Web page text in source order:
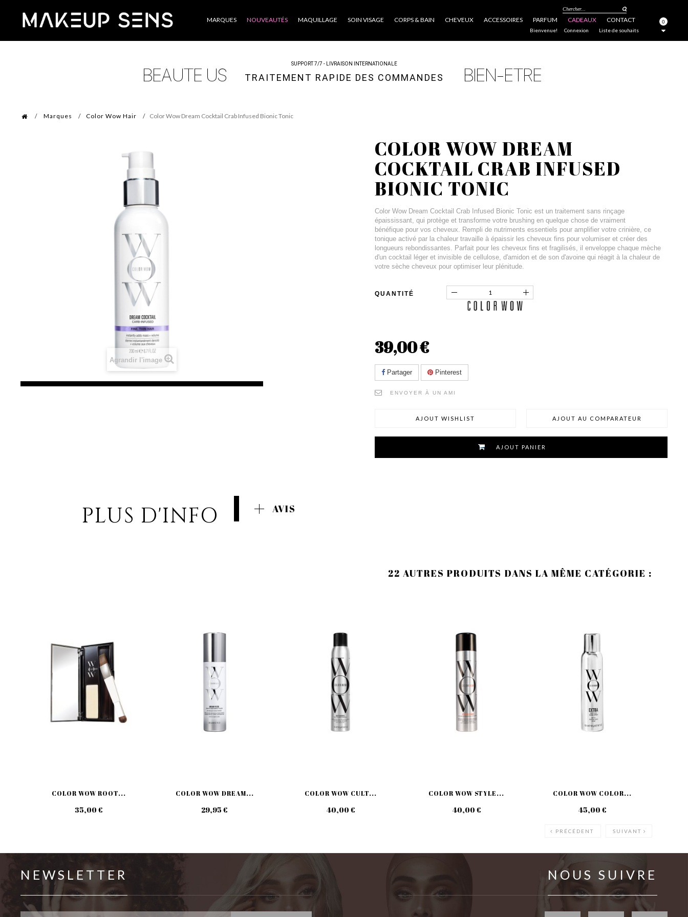
Catégories MARQUES NOUVEAUTÉS MAQUILLAGE SOIN VISAGE CORPS & BAIN CHEVEUX ACCESSOIRES PARFUM CADEAUX CONTACT
Chercher...
0
Liste de souhaits
Bienvenue! Connexion
SUPPORT 7/7 - LIVRAISON INTERNATIONALE
TRAITEMENT RAPIDE DES COMMANDES
Marques Color Wow Hair Color Wow Dream Cocktail Crab Infused Bionic Tonic
Agrandir l'image
COLOR WOW DREAM
COCKTAIL CRAB INFUSED
BIONIC TONIC
Color Wow Dream Cocktail Crab Infused Bionic Tonic est un traitement sans rinçage
épaississant, qui protège et transforme votre brushing en quelque chose de vraiment
bénéfique pour vos cheveux. Rempli de nutriments essentiels pour amplifier votre crinière, ce
tonique activé par la chaleur travaille à épaissir les cheveux fins pour volumiser et créer des
longueurs rebondissantes. Parfait pour les cheveux fins et fragilisés, il enveloppe chaque mèche
d'un cocktail léger et invisible de cellulose, d'amidon et de son d'avoine qui réagit à la chaleur de
votre sèche cheveux pour optimiser leur plénitude.
QUANTITÉ
39,00 €
Partager Pinterest
ENVOYER À UN AMI
AJOUT WISHLIST AJOUT AU COMPARATEUR
AJOUT PANIER
PLUS D'INFO AVIS
22 AUTRES PRODUITS DANS LA MÊME CATÉGORIE :
COLOR WOW ROOT...
35,00 €
COLOR WOW DREAM...
29,95 €
COLOR WOW CULT...
40,00 €
COLOR WOW STYLE...
40,00 €
COLOR WOW COLOR...
45,00 €
PRÉCÉDENT SUIVANT
NEWSLETTER NOUS SUIVRE